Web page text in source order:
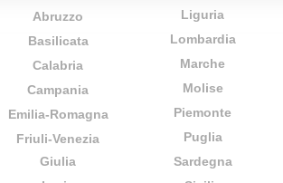
Abruzzo
Basilicata
Calabria
Campania
Emilia-Romagna
Friuli-Venezia
Giulia
Liguria
Lombardia
Marche
Molise
Piemonte
Puglia
Sardegna